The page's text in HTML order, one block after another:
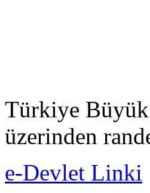
Türkiye
üzerinden
e-Devlet Linki